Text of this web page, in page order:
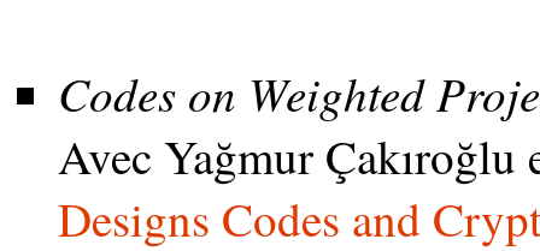
Codes on Weighted
Avec Yağmur Çakıroğlu
Designs Codes and